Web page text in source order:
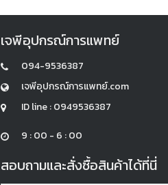
เจพีอุปกรณ์การแพทย์
094-9536387
เจพีอุปกรณ์การแพทย์.com
ID line : 0949536387
9 : 00 - 6 : 00
สอบถามและสั่งซื้อสินค้าได้ที่นี่